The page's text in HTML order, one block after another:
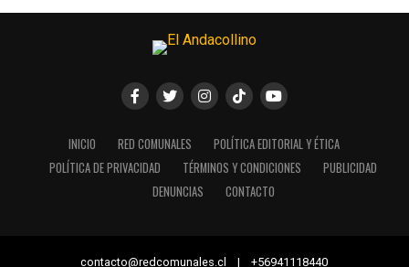
INICIO RED COMUNALES
POLÍTICA EDITORIAL Y ÉTICA
POLÍTICA DE PRIVACIDAD
TÉRMINOS Y CONDICIONES
PUBLICIDAD
DENUNCIAS
CONTACTO
contacto@redcomunales.cl | +56941118440